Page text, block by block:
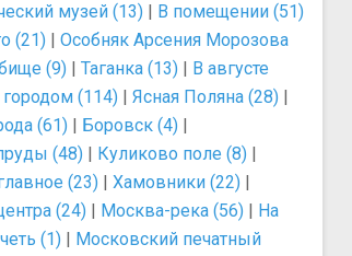
музей (13) | В помещении (51)
(21) | Особняк Арсения Морозова
(9) | Таганка (13) | В августе
городом (114) | Ясная Поляна (28) |
(61) | Боровск (4) |
(48) | Куликово поле (8) |
(23) | Хамовники (22) |
(24) | Москва-река (56) | На
(1) | Московский печатный